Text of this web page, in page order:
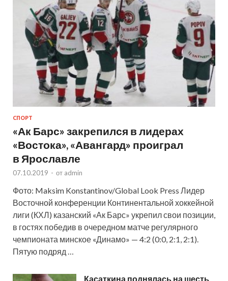
СПОРТ
«Ак Барс» закрепился в лидерах
«Востока», «Авангард» проиграл
в Ярославле
07.10.2019 - от admin
Фото: Maksim Konstantinov/Global Look Press Лидер
Восточной конференции Континентальной хоккейной
лиги (КХЛ) казанский «Ак Барс» укрепил свои позиции,
в гостях победив в очередном матче регулярного
чемпионата минское «Динамо» — 4:2 (0:0, 2:1, 2:1).
Пятую подряд …
Касаткина поднялась на шесть